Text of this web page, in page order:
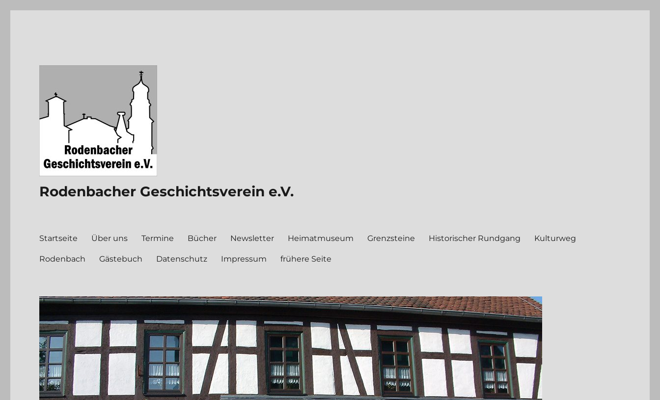
Rodenbacher Geschichtsverein e.V.
Startseite Über uns Termine Bücher Newsletter Heimatmuseum Grenzsteine Historischer Rundgang Kulturweg
Rodenbach Gästebuch Datenschutz Impressum frühere Seite